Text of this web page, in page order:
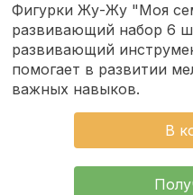
Фигурки Жу-Жу "Моя
развивающий набор 6
развивающий
помогает в развитии
важных навыков.
В